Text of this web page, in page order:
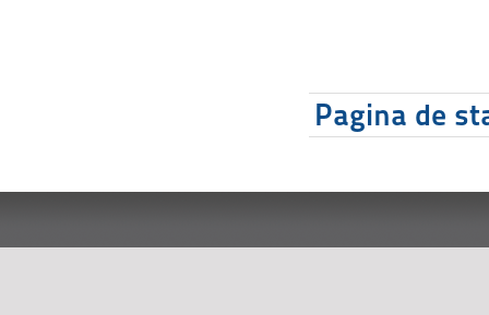
Pagina de